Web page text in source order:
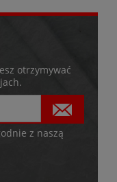
otrzymywać
z naszą